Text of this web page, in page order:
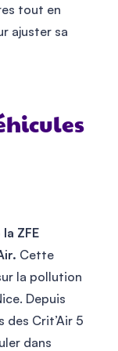
tout en
ajuster sa
ZFE
Cette
la pollution
Depuis
des Crit’Air 5
dans